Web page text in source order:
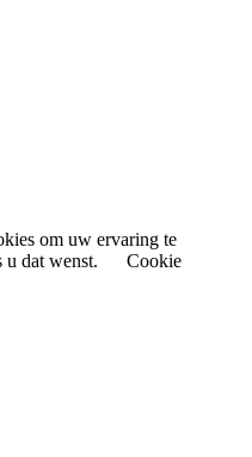
om uw ervaring te
u dat wenst.
Cookie